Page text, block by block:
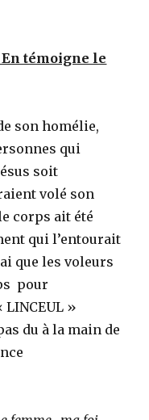
témoigne le
son homélie,
qui
soit
volé son
corps ait été
qui l’entourait
que les voleurs
pour
LINCEUL »
du à la main de